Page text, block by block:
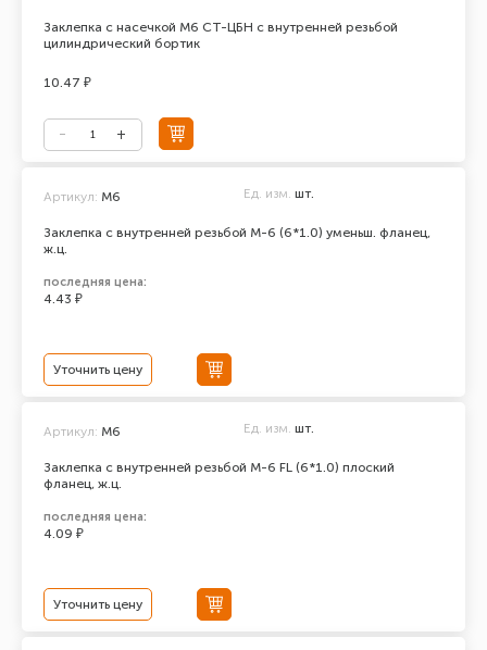
Заклепка с насечкой М6 СТ-ЦБН с внутренней резьбой
цилиндрический бортик
10.47 ₽
Заклепка с внутренней резьбой М-6 (6*1.0) уменьш. фланец,
ж.ц.
Артикул: М6 Ед. изм. шт.
последняя цена:
4.43 ₽
Уточнить цену
Заклепка с внутренней резьбой М-6 FL (6*1.0) плоский
фланец, ж.ц.
Артикул: М6 Ед. изм. шт.
последняя цена:
4.09 ₽
Уточнить цену